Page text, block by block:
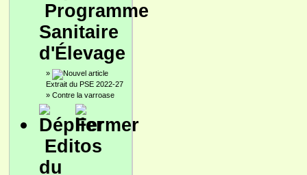
Programme
Sanitaire
d'Élevage
»
Extrait du PSE 2022-27
» Contre la varroase
Editos
du